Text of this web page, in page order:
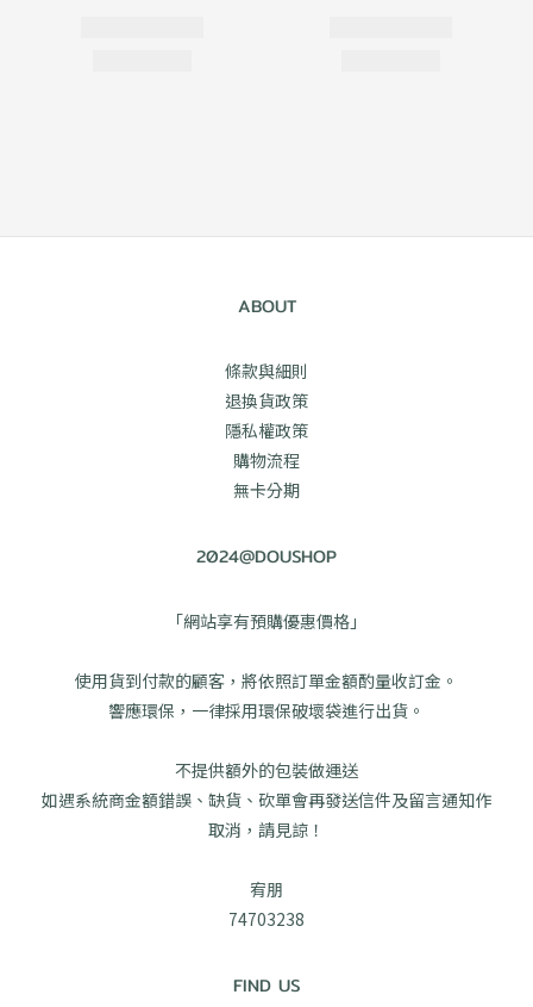
ABOUT
條款與細則
退換貨政策
隱私權政策
購物流程
無卡分期
2024@DOUSHOP
「網站享有預購優惠價格」
使用貨到付款的顧客，將依照訂單金額酌量收訂金。
響應環保，一律採用環保破壞袋進行出貨。
不提供額外的包裝做運送
如遇系統商金額錯誤、缺貨、砍單會再發送信件及留言通知作
取消，請見諒！
宥朋
74703238
FIND US